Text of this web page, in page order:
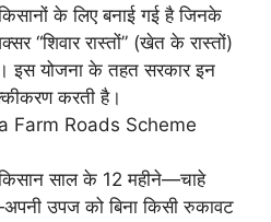
के लिए बनाई गई है जिनके
“शिवार रास्तों” (खेत के रास्तों)
इस योजना के तहत सरकार इन
करती है।
Farm Roads Scheme
साल के 12 महीने—चाहे
उपज को बिना किसी रुकावट